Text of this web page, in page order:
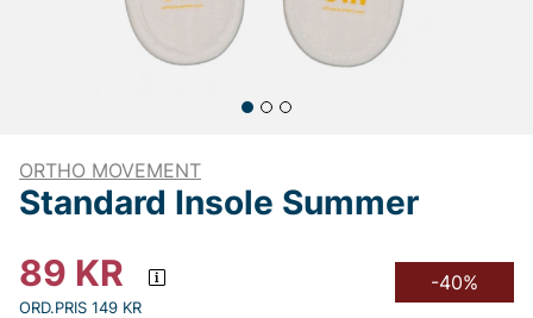
ORTHO MOVEMENT
Standard Insole Summer
89 KR
ORD.PRIS 149 KR
-40%